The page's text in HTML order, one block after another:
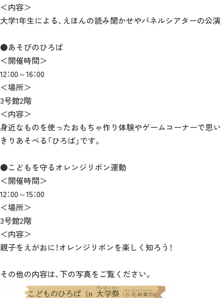
＜内容＞
大学1年生による、えほんの読み聞かせやパネルシアターの公演
●あそびのひろば
＜開催時間＞
12：00～16：00
＜場所＞
3号館2階
＜内容＞
身近なものを使ったおもちゃ作り体験やゲームコーナーで思い
きりあそべる「ひろば」です。
●こどもを守るオレンジリボン運動
＜開催時間＞
12：00～15：00
＜場所＞
3号館2階
＜内容＞
親子をえがおに！オレンジリボンを楽しく知ろう！
その他の内容は、下の写真をご覧ください。